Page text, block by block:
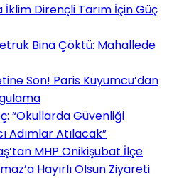
Dirençli Tarım İçin Güç
Bina Çöktü: Mahallede
Son! Paris Kuyumcu’dan
“Okullarda Güvenliği
Adımlar Atılacak”
MHP Onikişubat İlçe
Hayırlı Olsun Ziyareti